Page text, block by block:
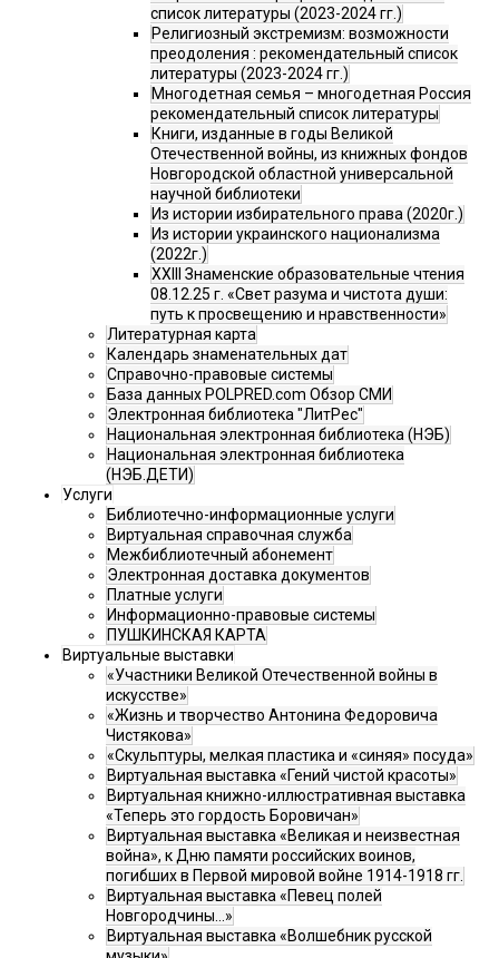
список литературы (2023-2024 гг.)
Религиозный экстремизм: возможности
преодоления : рекомендательный список
литературы (2023-2024 гг.)
Многодетная семья – многодетная Россия
рекомендательный список литературы
Книги, изданные в годы Великой
Отечественной войны, из книжных фондов
Новгородской областной универсальной
научной библиотеки
Из истории избирательного права (2020г.)
Из истории украинского национализма
(2022г.)
XXIII Знаменские образовательные чтения
08.12.25 г. «Свет разума и чистота души:
путь к просвещению и нравственности»
Литературная карта
Календарь знаменательных дат
Справочно-правовые системы
База данных POLPRED.com Обзор СМИ
Электронная библиотека "ЛитРес"
Национальная электронная библиотека (НЭБ)
Национальная электронная библиотека
(НЭБ.ДЕТИ)
Услуги
Библиотечно-информационные услуги
Виртуальная справочная служба
Межбиблиотечный абонемент
Электронная доставка документов
Платные услуги
Информационно-правовые системы
ПУШКИНСКАЯ КАРТА
Виртуальные выставки
«Участники Великой Отечественной войны в
искусстве»
«Жизнь и творчество Антонина Федоровича
Чистякова»
«Скульптуры, мелкая пластика и «синяя» посуда»
Виртуальная выставка «Гений чистой красоты»
Виртуальная книжно-иллюстративная выставка
«Теперь это гордость Боровичан»
Виртуальная выставка «Великая и неизвестная
война», к Дню памяти российских воинов,
погибших в Первой мировой войне 1914-1918 гг.
Виртуальная выставка «Певец полей
Новгородчины…»
Виртуальная выставка «Волшебник русской